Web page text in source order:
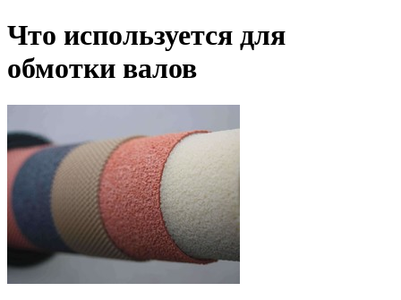
Что используется для
обмотки валов